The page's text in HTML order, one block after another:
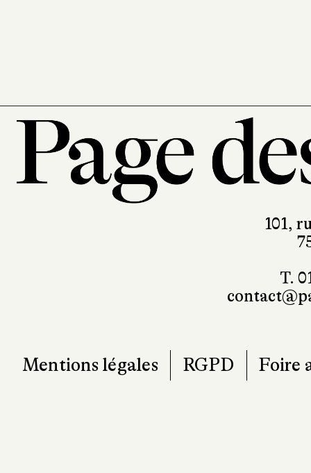
101,
T.
Mentions légales RGPD Foire